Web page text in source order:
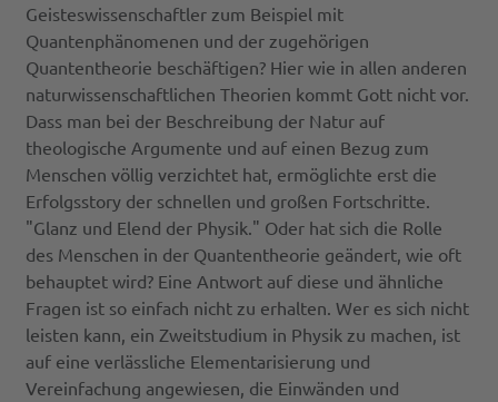
Geisteswissenschaftler zum Beispiel mit
Quantenphänomenen und der zugehörigen
Quantentheorie beschäftigen? Hier wie in allen anderen
naturwissenschaftlichen Theorien kommt Gott nicht vor.
Dass man bei der Beschreibung der Natur auf
theologische Argumente und auf einen Bezug zum
Menschen völlig verzichtet hat, ermöglichte erst die
Erfolgsstory der schnellen und großen Fortschritte.
"Glanz und Elend der Physik." Oder hat sich die Rolle
des Menschen in der Quantentheorie geändert, wie oft
behauptet wird? Eine Antwort auf diese und ähnliche
Fragen ist so einfach nicht zu erhalten. Wer es sich nicht
leisten kann, ein Zweitstudium in Physik zu machen, ist
auf eine verlässliche Elementarisierung und
Vereinfachung angewiesen, die Einwänden und